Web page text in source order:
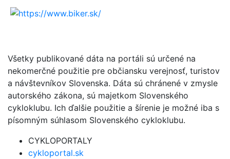
Všetky publikované dáta na portáli sú určené na
nekomerčné použitie pre občiansku verejnosť, turistov
a návštevníkov Slovenska. Dáta sú chránené v zmysle
autorského zákona, sú majetkom Slovenského
cykloklubu. Ich ďalšie použitie a šírenie je možné iba s
písomným súhlasom Slovenského cykloklubu.
CYKLOPORTALY
cykloportal.sk